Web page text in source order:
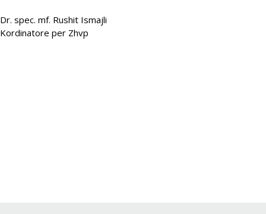
Dr. spec. mf. Rushit Ismajli
Kordinatore per Zhvp